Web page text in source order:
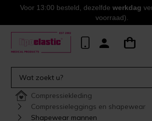
Voor 13:00 besteld, dezelfde werkdag
voorraad).
Compressiekleding
Compressieleggings en shapewear
Shapewear mannen